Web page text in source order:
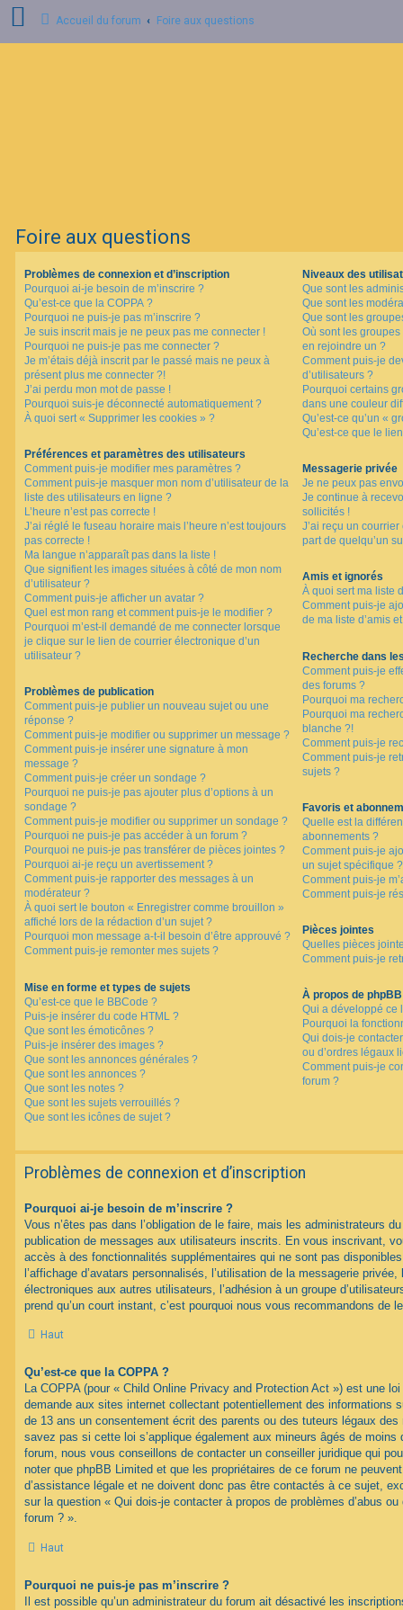
n
Accueil du forum Foire aux questions
Foire aux questions
Problèmes de connexion et d’inscription
Pourquoi ai-je besoin de m’inscrire ?
Qu’est-ce que la COPPA ?
Pourquoi ne puis-je pas m’inscrire ?
Je suis inscrit mais je ne peux pas me connecter !
Pourquoi ne puis-je pas me connecter ?
Je m’étais déjà inscrit par le passé mais ne peux à
présent plus me connecter ?!
J’ai perdu mon mot de passe !
Pourquoi suis-je déconnecté automatiquement ?
À quoi sert « Supprimer les cookies » ?
Préférences et paramètres des utilisateurs
Comment puis-je modifier mes paramètres ?
Comment puis-je masquer mon nom d’utilisateur de la
liste des utilisateurs en ligne ?
L’heure n’est pas correcte !
J’ai réglé le fuseau horaire mais l’heure n’est toujours
pas correcte !
Ma langue n’apparaît pas dans la liste !
Que signifient les images situées à côté de mon nom
d’utilisateur ?
Comment puis-je afficher un avatar ?
Quel est mon rang et comment puis-je le modifier ?
Pourquoi m’est-il demandé de me connecter lorsque
je clique sur le lien de courrier électronique d’un
utilisateur ?
Problèmes de publication
Comment puis-je publier un nouveau sujet ou une
réponse ?
Comment puis-je modifier ou supprimer un message ?
Comment puis-je insérer une signature à mon
message ?
Comment puis-je créer un sondage ?
Pourquoi ne puis-je pas ajouter plus d’options à un
sondage ?
Comment puis-je modifier ou supprimer un sondage ?
Pourquoi ne puis-je pas accéder à un forum ?
Pourquoi ne puis-je pas transférer de pièces jointes ?
Pourquoi ai-je reçu un avertissement ?
Comment puis-je rapporter des messages à un
modérateur ?
À quoi sert le bouton « Enregistrer comme brouillon »
affiché lors de la rédaction d’un sujet ?
Pourquoi mon message a-t-il besoin d’être approuvé ?
Comment puis-je remonter mes sujets ?
Mise en forme et types de sujets
Qu’est-ce que le BBCode ?
Puis-je insérer du code HTML ?
Que sont les émoticônes ?
Puis-je insérer des images ?
Que sont les annonces générales ?
Que sont les annonces ?
Que sont les notes ?
Que sont les sujets verrouillés ?
Que sont les icônes de sujet ?
Niveaux des
Que sont les
Que sont les
Que sont les
Où sont les
en rejoindre un ?
Comment puis-je
d’utilisateurs ?
Pourquoi certains
dans une couleur
Qu’est-ce qu’un «
Qu’est-ce que le
Messagerie privée
Je ne peux pas
Je continue à
sollicités !
J’ai reçu un
part de quelqu’un
Amis et ignorés
À quoi sert ma liste
Comment puis-je
de ma liste d’amis
Recherche dans
Comment puis-je
des forums ?
Pourquoi ma
Pourquoi ma
blanche ?!
Comment puis-je
Comment puis-je
sujets ?
Favoris et
Quelle est la
abonnements ?
Comment puis-je
un sujet spécifique ?
Comment puis-je
Comment puis-je
Pièces jointes
Quelles pièces
Comment puis-je
À propos de phpBB
Qui a développé ce
Pourquoi la
Qui dois-je
ou d’ordres légaux
Comment puis-je
forum ?
Problèmes de connexion et d’inscription
Pourquoi ai-je besoin de m’inscrire ?
Vous n’êtes pas dans l’obligation de le faire, mais les administrateurs
publication de messages aux utilisateurs inscrits. En vous inscrivant,
accès à des fonctionnalités supplémentaires qui ne sont pas
l’affichage d’avatars personnalisés, l’utilisation de la messagerie privée,
électroniques aux autres utilisateurs, l’adhésion à un groupe
prend qu’un court instant, c’est pourquoi nous vous recommandons de
Haut
Qu’est-ce que la COPPA ?
La COPPA (pour « Child Online Privacy and Protection Act ») est une
demande aux sites internet collectant potentiellement des informations
de 13 ans un consentement écrit des parents ou des tuteurs légaux
savez pas si cette loi s’applique également aux mineurs âgés de
forum, nous vous conseillons de contacter un conseiller juridique qui
noter que phpBB Limited et que les propriétaires de ce forum ne
d’assistance légale et ne doivent donc pas être contactés à ce sujet,
sur la question « Qui dois-je contacter à propos de problèmes d’abus ou
forum ? ».
Haut
Pourquoi ne puis-je pas m’inscrire ?
Il est possible qu’un administrateur du forum ait désactivé les